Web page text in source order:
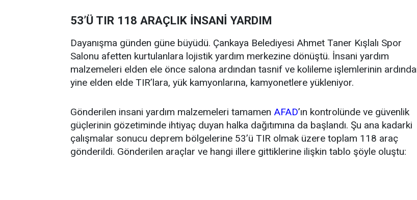
53’Ü TIR 118 ARAÇLIK İNSANİ YARDIM
Dayanışma günden güne büyüdü. Çankaya Belediyesi Ahmet Taner Kışlalı Spor
Salonu afetten kurtulanlara lojistik yardım merkezine dönüştü. İnsani yardım
malzemeleri elden ele önce salona ardından tasnif ve kolileme işlemlerinin
yine elden elde TIR’lara, yük kamyonlarına, kamyonetlere yükleniyor.
Gönderilen insani yardım malzemeleri tamamen AFAD’ın kontrolünde ve güvenlik
güçlerinin gözetiminde ihtiyaç duyan halka dağıtımına da başlandı. Şu ana kadarki
çalışmalar sonucu deprem bölgelerine 53’ü TIR olmak üzere toplam 118 araç
gönderildi. Gönderilen araçlar ve hangi illere gittiklerine ilişkin tablo şöyle oluştu: